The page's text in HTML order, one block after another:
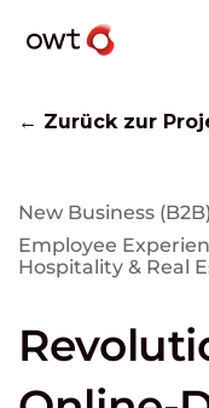
← Zurück zur
New Business (B2B)
Employee
Hospitality & Real